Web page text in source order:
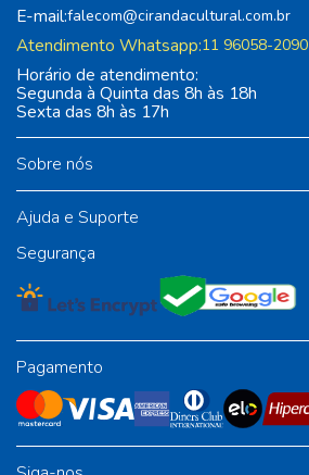
Sobre nós
Ajuda e Suporte
E-mail:falecom@cirandacultural.com.br
Atendimento Whatsapp:11 96058-2090
Horário de atendimento:
Segunda à Quinta das 8h às 18h
Sexta das 8h às 17h
Segurança
Pagamento